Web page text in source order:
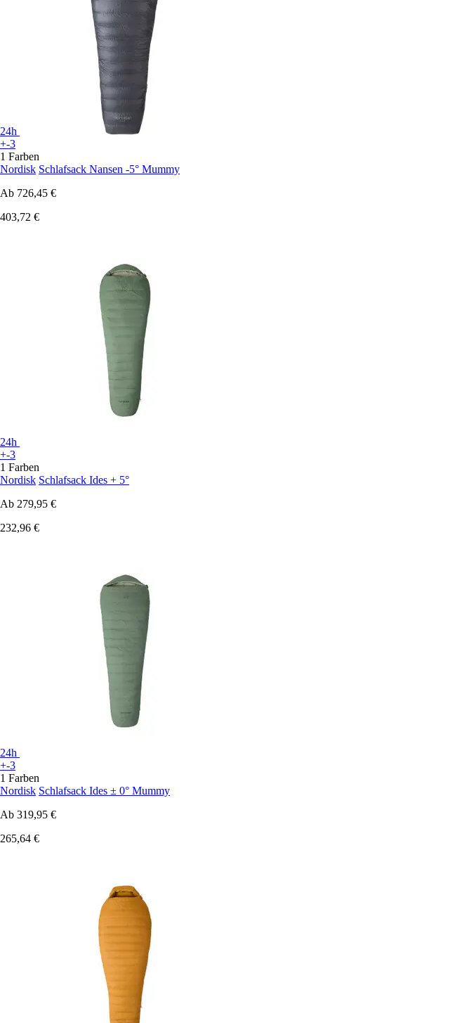
24h
+-3
1 Farben
Nordisk Schlafsack Nansen -5° Mummy
Ab 726,45 €
403,72 €
24h
+-3
1 Farben
Nordisk Schlafsack Ides + 5°
Ab 279,95 €
232,96 €
24h
+-3
1 Farben
Nordisk Schlafsack Ides ± 0° Mummy
Ab 319,95 €
265,64 €